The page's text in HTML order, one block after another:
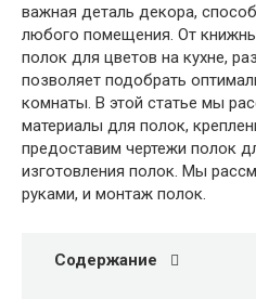
важная деталь декора,
любого помещения. От
полок для цветов на кухне,
позволяет подобрать
комнаты. В этой статье мы
материалы для полок,
предоставим чертежи полок
изготовления полок. Мы
руками, и монтаж полок.
Содержание